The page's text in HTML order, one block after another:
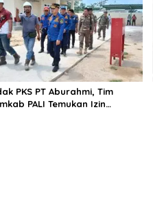
PKS PT Aburahmi, Tim
PALI Temukan Izin